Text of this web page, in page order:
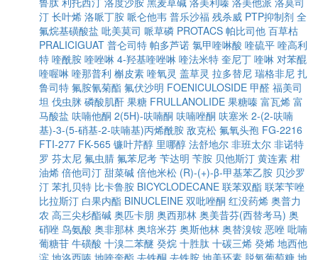
汀 长叶烯 洛哌丁胺 哌仑他韦 普乐沙福 残杀威 PTP抑制剂 全
氟烷基磺酸盐 吡美莫司 哌草磷 PROTACS 帕比司他 百草枯
PRALICIGUAT 普仑司特 帕多芦诺 氯甲喹啉酸 喹硫平 喹高利
特 喹酰胺 喹唑啉 4-羟基喹唑啉 喹法米特 奎尼丁 喹啉 对苯醌
喹喔啉 喹那普利 槲皮素 喹氧灵 盖草灵 拉多替尼 瑞格非尼 扎
鲁司特 氟胺氰菊酯 氟伏沙明 FOENICULOSIDE 甲醛 福美司
坦 伐虫脒 磷酸肌酐 果糖 FRULLANOLIDE 果糖嗪 富瓦烯 富
马酸盐 呋喃他酮 2(5H)-呋喃酮 呋喃唑酮 呋塞米 2-(2-呋喃
基)-3-(5-硝基-2-呋喃基)丙烯酰胺 敌克松 氟氧头孢 FG-2216
FTI-277 FK-565 镰叶芹醇 里哪醇 法舒地尔 非班太尔 非诺特
罗 芬太尼 氟虫腈 氟苯尼考 苄达明 苄胺 贝他斯汀 黄连素 柑
油烯 倍他司汀 甜菜碱 倍他米松 (R)-(+)-β-甲基苯乙胺 贝沙罗
汀 苯扎贝特 比卡鲁胺 BICYCLODECANE 联苯双酯 联苯苄唑
比拉斯汀 白果内酯 BINUCLEINE 双吡唑酮 红没药烯 奥普力
农 高三尖杉酯碱 奥匹卡朋 奥西那林 奥美昔芬(西替考马) 奥
硝唑 鸟氨酸 奥非那林 奥培米芬 奥斯他林 奥替溴铵 恶唑 吡喃
葡糖苷 牛磺酸 十溴二苯醚 癸烷 十胜肽 十碳三烯 癸烯 地西他
滨 地洛西嗪 地喹奎酯 去铁酮 去铁胺 地美环素 脱氧葡萄糖 地